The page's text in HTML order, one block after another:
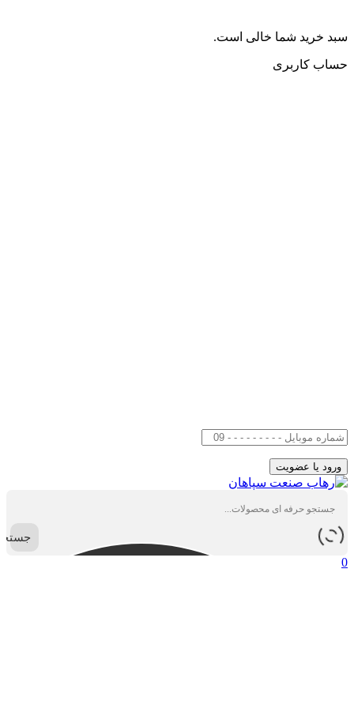
سبد خرید شما خالی است.
حساب کاربری
0